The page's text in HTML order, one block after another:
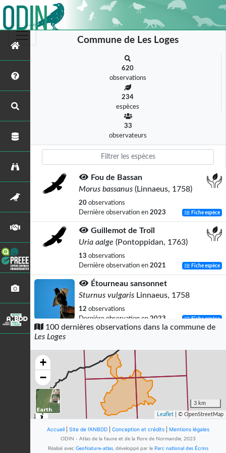
Commune de Les Loges
620
observations
234
espèces
33
observateurs
Fou de Bassan
Morus bassanus (Linnaeus, 1758)
20 observations
Dernière observation en 2023 Fiche espèce
Guillemot de Troïl
Uria aalge (Pontoppidan, 1763)
13 observations
Dernière observation en 2021 Fiche espèce
Étourneau sansonnet
Sturnus vulgaris Linnaeus, 1758
12 observations
Dernière observation en 2023 Fiche espèce
Erinaceus europaeusLinnaeus, 1758
12
observations
Dernière observation en
Goéland argenté
Larus argentatusPontoppidan, 1763
10observations
Pigeon ramier
100 dernières observations dans la commune de
Les Loges
+
−
3 km
Leaflet | © OpenStreetMap
Accueil Site de l'ANBDD Conception et crédits Mentions légales
ODIN - Atlas de la faune et de la flore de Normandie, 2023
Réalisé avec GeoNature-atlas, développé par le Parc national des Écrins